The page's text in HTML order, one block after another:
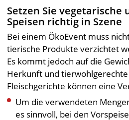
Setzen Sie vegetarische
Speisen richtig in Szene
Bei einem ÖkoEvent muss
tierische Produkte verzichtet
Es kommt jedoch auf die
Herkunft und
Fleischgerichte können eine
Um die verwendeten
es sinnvoll, bei den